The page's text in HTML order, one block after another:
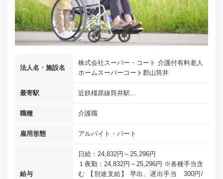
法人名・施設名
株式会社スーパー・コート 介護付有料老人
ホームスーパーコート郡山筒井
最寄駅 近鉄橿原線筒井駅...
職種 介護職
雇用形態 アルバイト・パート
給与
日給：24,832円～25,296円
１夜勤：24,832円～25,296円 ※各種手当含
む 【別途支給】 早出、遅出手当 300円/